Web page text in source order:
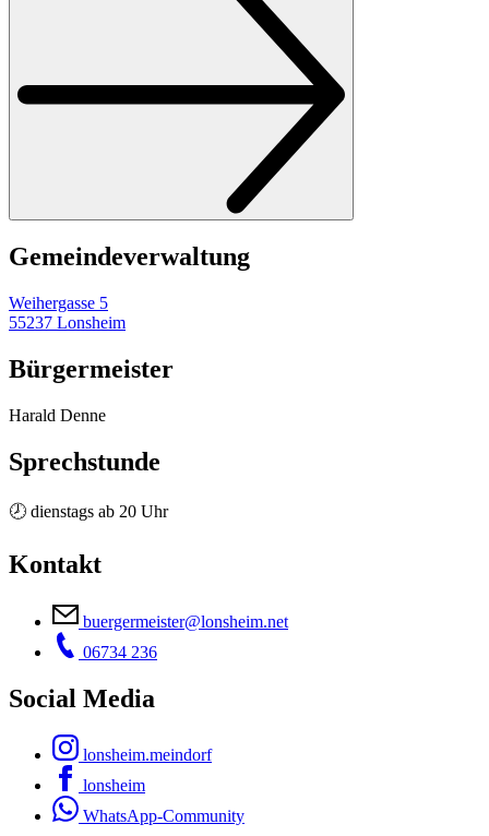
Gemeinde­verwaltung
Weihergasse 5
55237 Lonsheim
Bürgermeister
Harald Denne
Sprechstunde
🕗 dienstags ab 20 Uhr
Kontakt
buergermeister@lonsheim.net
06734 236
Social Media
lonsheim.meindorf
lonsheim
WhatsApp-Community